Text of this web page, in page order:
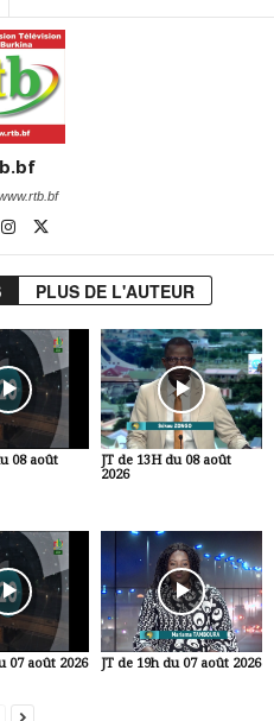
PLUS DE L'AUTEUR
08 août
JT de 13H du 08 août
2026
07 août 2026 JT de 19h du 07 août 2026